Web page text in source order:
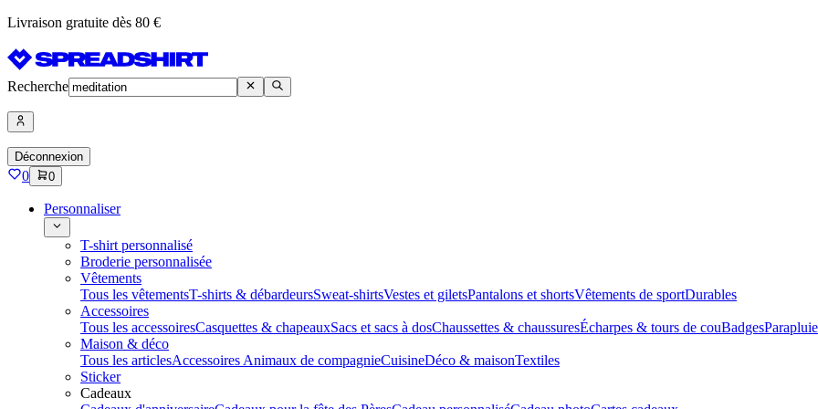
Livraison gratuite dès 80 €
Recherche
Déconnexion
0 0
Personnaliser
T-shirt personnalisé
Broderie personnalisée
Vêtements
Tous les vêtementsT-shirts & débardeursSweat-shirtsVestes et giletsPantalons et shortsVêtements de sportDurables
Accessoires
Tous les accessoiresCasquettes & chapeauxSacs et sacs à dosChaussettes & chaussuresÉcharpes & tours de couBadges
Maison & déco
Tous les articlesAccessoires Animaux de compagnieCuisineDéco & maisonTextiles
Sticker
Cadeaux